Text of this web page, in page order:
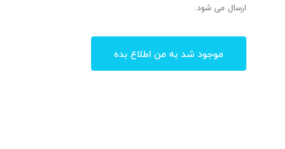
ارسال می شود.
موجود شد به من اطلاع بده